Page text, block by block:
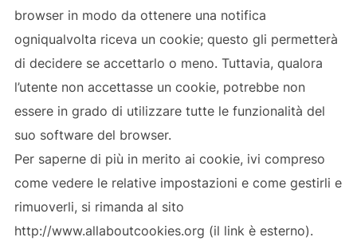
browser in modo da ottenere una notifica
ogniqualvolta riceva un cookie; questo gli permetterà
di decidere se accettarlo o meno. Tuttavia, qualora
l’utente non accettasse un cookie, potrebbe non
essere in grado di utilizzare tutte le funzionalità del
suo software del browser.
Per saperne di più in merito ai cookie, ivi compreso
come vedere le relative impostazioni e come gestirli e
rimuoverli, si rimanda al sito
http://www.allaboutcookies.org (il link è esterno).